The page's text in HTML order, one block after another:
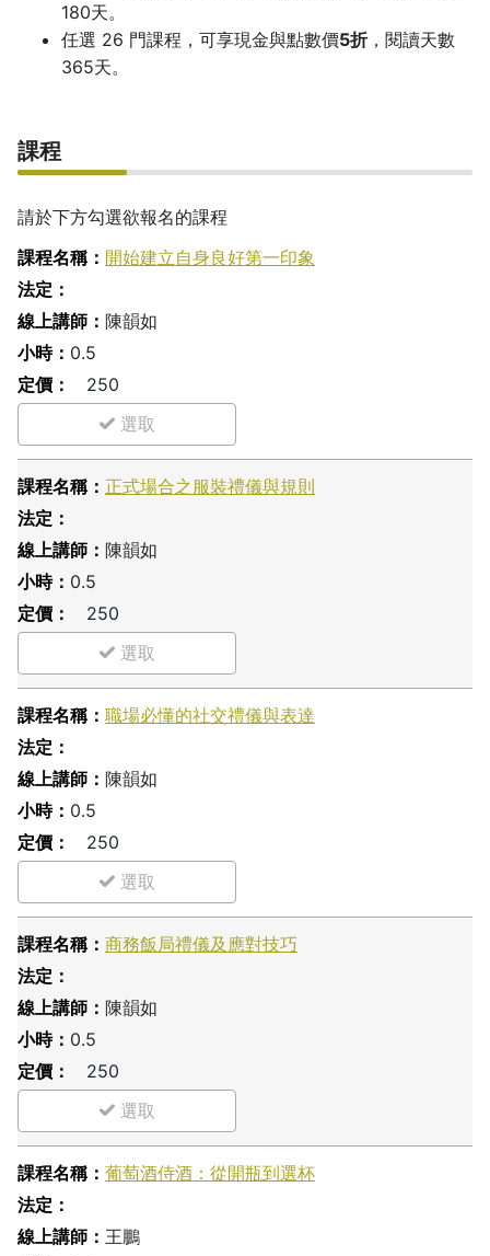
180天。
任選 26 門課程，可享現金與點數價5折，閱讀天數
365天。
課程
請於下方勾選欲報名的課程
開始建立自身良好第一印象
陳韻如
0.5
250
正式場合之服裝禮儀與規則
陳韻如
0.5
250
職場必懂的社交禮儀與表達
陳韻如
0.5
250
商務飯局禮儀及應對技巧
陳韻如
0.5
250
葡萄酒侍酒：從開瓶到選杯
王鵬